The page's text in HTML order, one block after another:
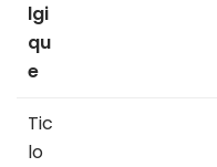
lgi
qu
e
Tic
lo